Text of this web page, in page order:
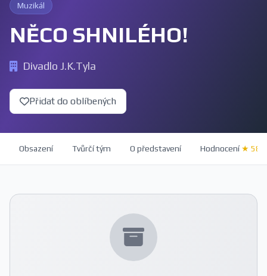
Muzikál
NĚCO SHNILÉHO!
Divadlo J.K.Tyla
Přidat do oblíbených
Obsazení Tvůrčí tým O představení Hodnocení★